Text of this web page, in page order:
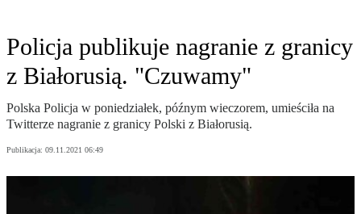
Policja publikuje nagranie z granicy
z Białorusią. "Czuwamy"
Polska Policja w poniedziałek, późnym wieczorem, umieściła na
Twitterze nagranie z granicy Polski z Białorusią.
Publikacja: 09.11.2021 06:49